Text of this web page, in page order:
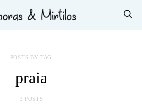
POSTS BY TAG
praia
3 POSTS